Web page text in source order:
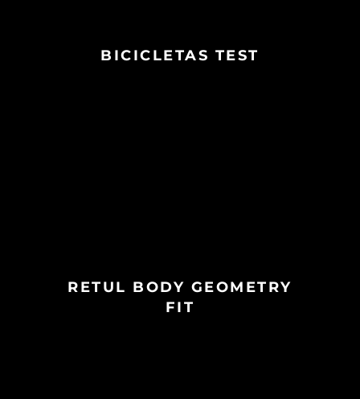
BICICLETAS TEST
RETUL BODY GEOMETRY
FIT